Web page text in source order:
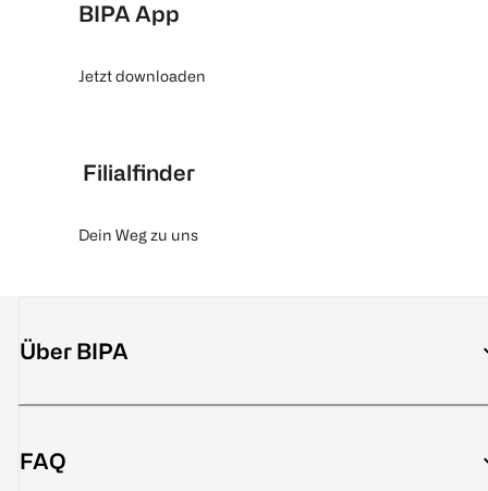
BIPA App
Jetzt downloaden
Filialfinder
Dein Weg zu uns
Über BIPA
FAQ